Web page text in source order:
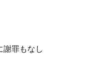
謝罪もなし